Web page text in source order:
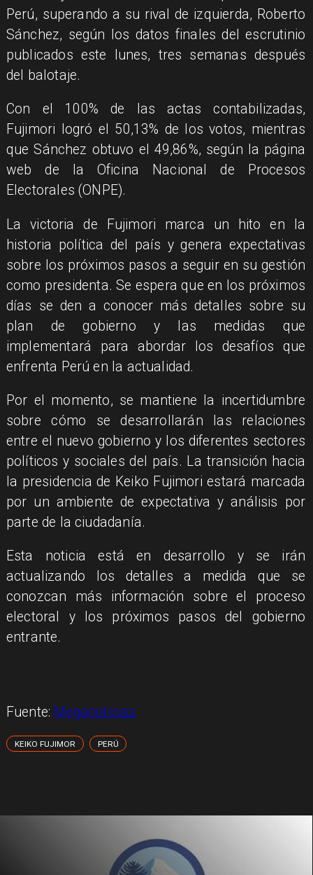
Perú, superando a su rival de izquierda, Roberto
Sánchez, según los datos finales del escrutinio
publicados este lunes, tres semanas después
del balotaje.
Con el 100% de las actas contabilizadas,
Fujimori logró el 50,13% de los votos, mientras
que Sánchez obtuvo el 49,86%, según la página
web de la Oficina Nacional de Procesos
Electorales (ONPE).
La victoria de Fujimori marca un hito en la
historia política del país y genera expectativas
sobre los próximos pasos a seguir en su gestión
como presidenta. Se espera que en los próximos
días se den a conocer más detalles sobre su
plan de gobierno y las medidas que
implementará para abordar los desafíos que
enfrenta Perú en la actualidad.
Por el momento, se mantiene la incertidumbre
sobre cómo se desarrollarán las relaciones
entre el nuevo gobierno y los diferentes sectores
políticos y sociales del país. La transición hacia
la presidencia de Keiko Fujimori estará marcada
por un ambiente de expectativa y análisis por
parte de la ciudadanía.
Esta noticia está en desarrollo y se irán
actualizando los detalles a medida que se
conozcan más información sobre el proceso
electoral y los próximos pasos del gobierno
entrante.
Fuente: Meganoticias
KEIKO FUJIMOR PERÚ